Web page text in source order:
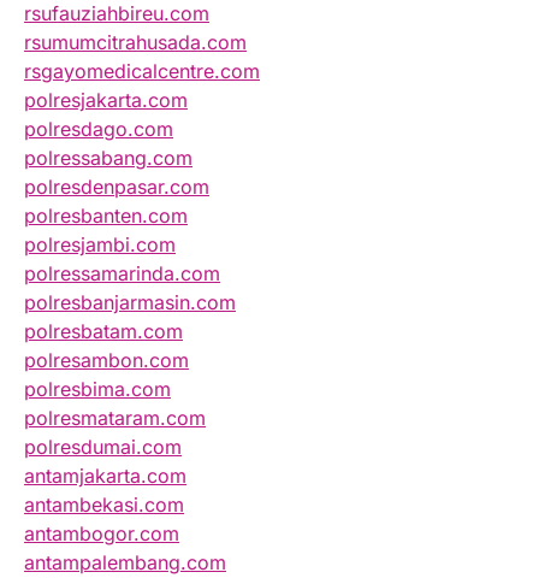
rsufauziahbireu.com
rsumumcitrahusada.com
rsgayomedicalcentre.com
polresjakarta.com
polresdago.com
polressabang.com
polresdenpasar.com
polresbanten.com
polresjambi.com
polressamarinda.com
polresbanjarmasin.com
polresbatam.com
polresambon.com
polresbima.com
polresmataram.com
polresdumai.com
antamjakarta.com
antambekasi.com
antambogor.com
antampalembang.com